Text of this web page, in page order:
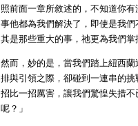
照前面一章所敘述的，不知道你
事他都為我們解決了，即使是我
其是那些重大的事，祂更為我們
然而，妙的是，當我們踏上紐西
排與引領之際，卻碰到一連串的
招比一招厲害，讓我們驚惶失措
呢？」